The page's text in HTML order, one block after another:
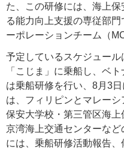
た、この研修には、海上
る能力向上支援の専従部
ーポレーションチーム（
予定しているスケジュー
「こじま」に乗船し、ベ
は乗船研修を行い、8月3
は、フィリピンとマレー
保安大学校・第三管区海
京湾海上交通センターな
には、乗船研修活動報告、